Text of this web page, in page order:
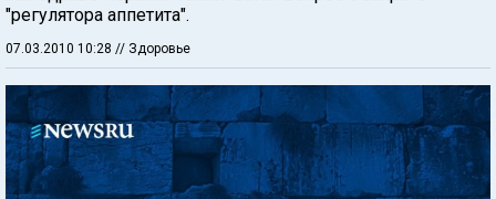
"регулятора аппетита".
07.03.2010 10:28 // Здоровье